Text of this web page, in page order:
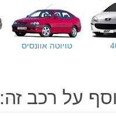
טויוטה אוונסיס
על רכב זה: